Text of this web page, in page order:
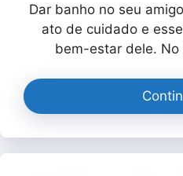
Dar banho no seu
ato de cuidado e
bem-estar dele.